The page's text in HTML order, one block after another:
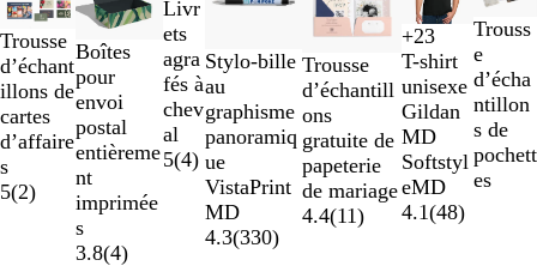
Trousse
d’échant
illons de
cartes
d’affaire
s
5(2)
Boîtes
pour
envoi
postal
entièreme
nt
imprimée
s
3.8(4)
Livr
ets
agra
fés à
chev
al
5(4)
Stylo-bille
au
graphisme
panoramiq
ue
VistaPrint
MD
4.3(330)
Trousse
d’échantill
ons
gratuite de
papeterie
de mariage
4.4(11)
J
a
u
n
e
p
â
q
G
r
i
s
f
o
n
c
O
r
V
e
r
t
i
r
l
a
+23
T-shirt
unisexe
Gildan
MD
Softstyl
eMD
4.1(48)
Trouss
e
d’écha
ntillon
s de
pochett
es
à
2
sur
8